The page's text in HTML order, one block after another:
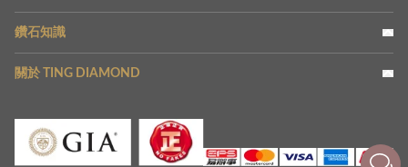
鑽石知識
關於 TING DIAMOND